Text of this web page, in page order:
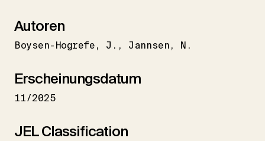
Autoren
Boysen-Hogrefe J. Jannsen N.
Erscheinungsdatum
11/2025
JEL Classification